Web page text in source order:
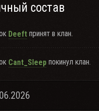
состав
Deeft принят в клан.
Cant_Sleep покинул клан.